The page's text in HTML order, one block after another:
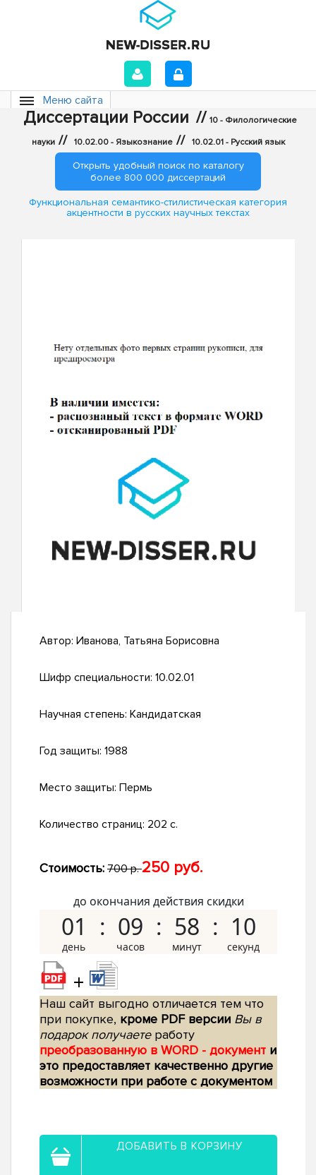
Меню сайта
Диссертации России // 10 - Филологические
науки // 10.02.00 - Языкознание // 10.02.01 - Русский язык
Открыть удобный поиск по каталогу
более 800 000 диссертаций
Функциональная семантико-стилистическая категория
акцентности в русских научных текстах
Автор: Иванова, Татьяна Борисовна
Шифр специальности: 10.02.01
Научная степень: Кандидатская
Год защиты: 1988
Место защиты: Пермь
Количество страниц: 202 с.
Стоимость: 700 р.250 руб.
до окончания действия скидки
01 09 58 09
+
Наш сайт выгодно отличается тем что
при покупке, кроме PDF версии Вы в
подарок получаетеработу
преобразованную в WORD - документ и
это предоставляет качественно другие
возможности при работе с документом
ДОБАВИТЬ В КОРЗИНУ